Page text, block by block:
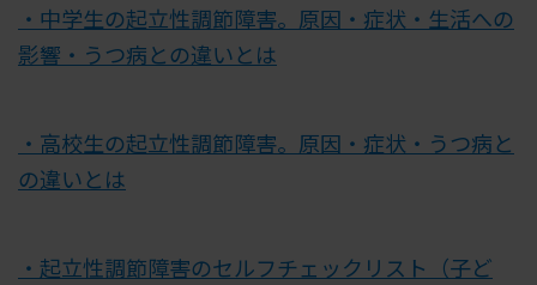
・中学生の起立性調節障害。原因・症状・生活への
影響・うつ病との違いとは
・高校生の起立性調節障害。原因・症状・うつ病と
の違いとは
・起立性調節障害のセルフチェックリスト（子ど